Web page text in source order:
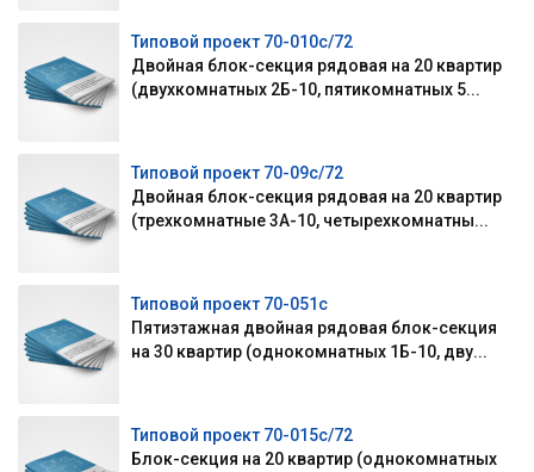
Типовой проект 70-010с/72
Двойная блок-секция рядовая на 20 квартир
(двухкомнатных 2Б-10, пятикомнатных 5...
Типовой проект 70-09с/72
Двойная блок-секция рядовая на 20 квартир
(трехкомнатные 3А-10, четырехкомнатны...
Типовой проект 70-051с
Пятиэтажная двойная рядовая блок-секция
на 30 квартир (однокомнатных 1Б-10, дву...
Типовой проект 70-015с/72
Блок-секция на 20 квартир (однокомнатных